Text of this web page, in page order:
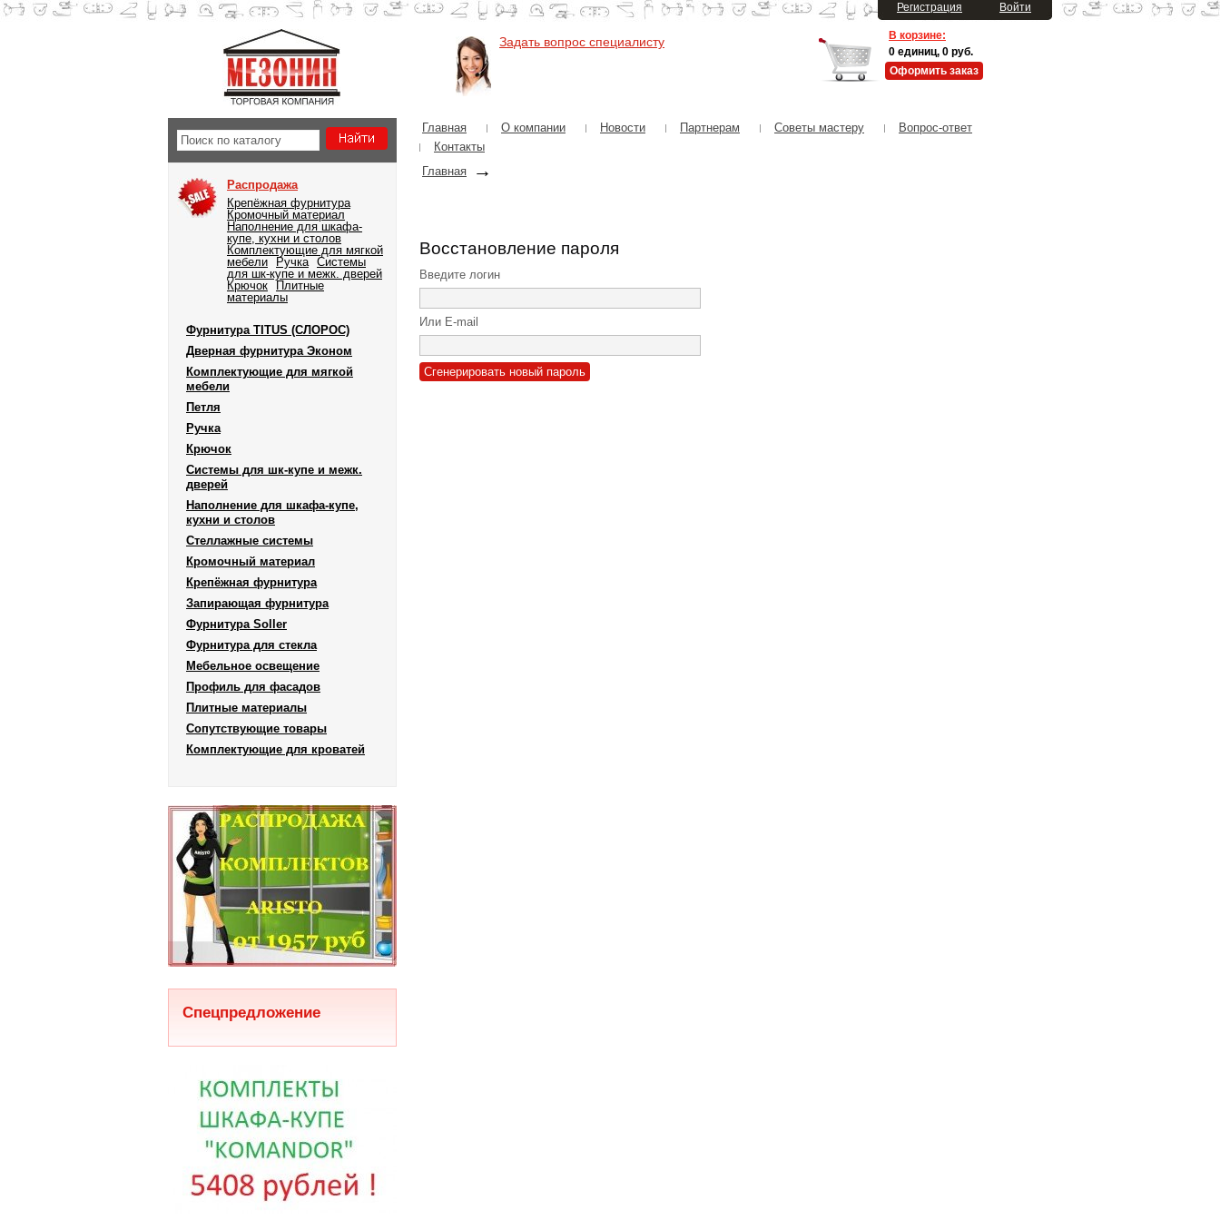
Регистрация Войти
Задать вопрос специалисту
В корзине:
0 единиц, 0 руб.
Оформить заказ
Распродажа
Крепёжная фурнитура
Кромочный материал
Наполнение для шкафа-
купе, кухни и столов
Комплектующие для мягкой
мебели
Ручка Системы
для шк-купе и межк. дверей
Крючок
Плитные
материалы
Фурнитура TITUS (СЛОРОС)
Дверная фурнитура Эконом
Комплектующие для мягкой
мебели
Петля
Ручка
Крючок
Системы для шк-купе и межк.
дверей
Наполнение для шкафа-купе,
кухни и столов
Стеллажные системы
Кромочный материал
Крепёжная фурнитура
Запирающая фурнитура
Фурнитура Soller
Фурнитура для стекла
Мебельное освещение
Профиль для фасадов
Плитные материалы
Сопутствующие товары
Комплектующие для кроватей
Спецпредложение
Главная О компании Новости Партнерам Советы мастеру
Вопрос-ответ
Контакты
Главная →
Восстановление пароля
Введите логин
Или E-mail